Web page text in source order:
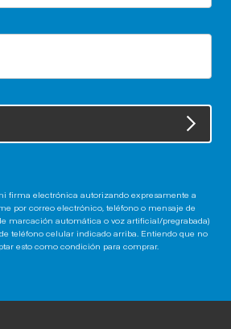
firma electrónica autorizando expresamente a
por correo electrónico, teléfono o mensaje de
marcación automática o voz artificial/pregrabada)
teléfono celular indicado arriba. Entiendo que no
esto como condición para comprar.